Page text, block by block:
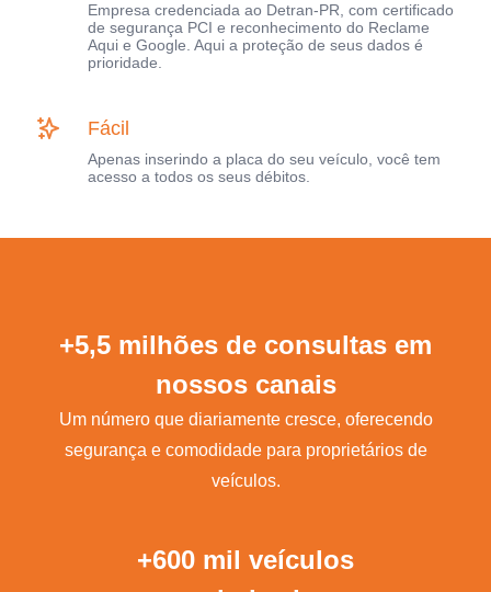
Empresa credenciada ao Detran-PR, com certificado
de segurança PCI e reconhecimento do Reclame
Aqui e Google. Aqui a proteção de seus dados é
prioridade.
Fácil
Apenas inserindo a placa do seu veículo, você tem
acesso a todos os seus débitos.
+5,5 milhões de consultas em
nossos canais
Um número que diariamente cresce, oferecendo
segurança e comodidade para proprietários de
veículos.
+600 mil veículos